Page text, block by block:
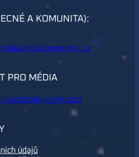
A KOMUNITA):
PRO MÉDIA
údajů